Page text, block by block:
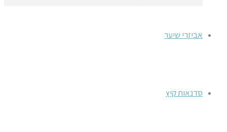
אביזרי שיער
סדנאות קיץ